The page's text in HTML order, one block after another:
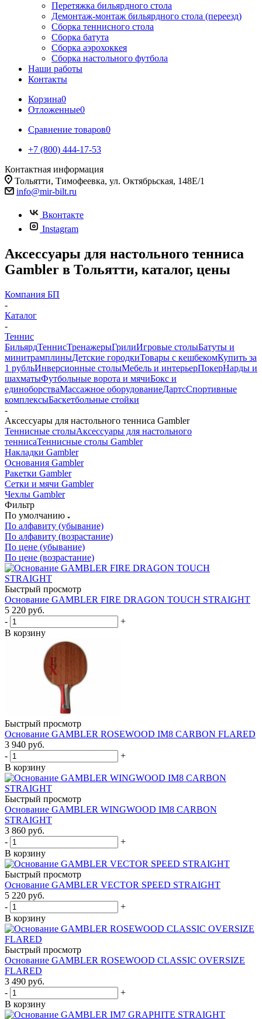
Перетяжка бильярдного стола
Демонтаж-монтаж бильярдного стола (переезд)
Сборка теннисного стола
Сборка батута
Сборка аэрохоккея
Сборка настольного футбола
Наши работы
Контакты
Корзина0
Отложенные0
Сравнение товаров0
+7 (800) 444-17-53
Контактная информация
Тольятти, Тимофеевка, ул. Октябрьская, 148Е/1
info@mir-bilt.ru
Вконтакте
Instagram
Аксессуары для настольного тенниса
Gambler в Тольятти, каталог, цены
Компания БП
-
Каталог
-
Теннис
БильярдТеннисТренажерыГрилиИгровые столыБатуты и
минитрамплиныДетские городкиТовары с кешбекомКупить за
1 рубльИнверсионные столыМебель и интерьерПокерНарды и
шахматыФутбольные ворота и мячиБокс и
единоборстваМассажное оборудованиеДартсСпортивные
комплексыБаскетбольные стойки
-
Аксессуары для настольного тенниса Gambler
Теннисные столыАксессуары для настольного
теннисаТеннисные столы Gambler
Накладки Gambler
Основания Gambler
Ракетки Gambler
Сетки и мячи Gambler
Чехлы Gambler
Фильтр
По умолчанию
По алфавиту (убывание)
По алфавиту (возрастание)
По цене (убывание)
По цене (возрастание)
Быстрый просмотр
Основание GAMBLER FIRE DRAGON TOUCH STRAIGHT
5 220 руб.
-
+
В корзину
Быстрый просмотр
Основание GAMBLER ROSEWOOD IM8 CARBON FLARED
3 940 руб.
-
+
В корзину
Быстрый просмотр
Основание GAMBLER WINGWOOD IM8 CARBON
STRAIGHT
3 860 руб.
-
+
В корзину
Быстрый просмотр
Основание GAMBLER VECTOR SPEED STRAIGHT
5 220 руб.
-
+
В корзину
Быстрый просмотр
Основание GAMBLER ROSEWOOD CLASSIC OVERSIZE
FLARED
3 490 руб.
-
+
В корзину